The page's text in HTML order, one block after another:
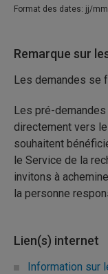
Format des dates: jj/
Remarque sur
Les demandes se
Les pré-
directement vers
souhaitent
le Service de la
invitons à
la personne
Lien(s) internet
Information sur